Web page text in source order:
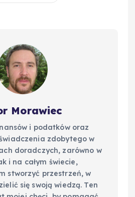
Morawiec
i podatków oraz
zdobytego w
doradczych, zarówno w
i na całym świecie,
stworzyć przestrzeń, w
się swoją wiedzą. Ten